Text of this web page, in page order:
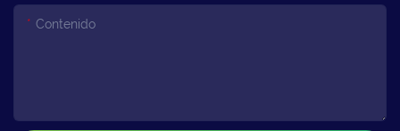
Contenido